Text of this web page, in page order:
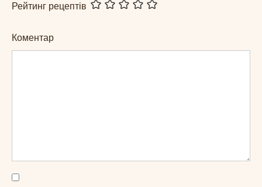
Рейтинг рецептів
Коментар